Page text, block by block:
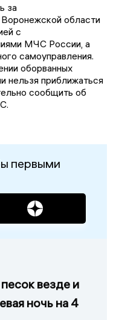
за
области
с
МЧС России, а
самоуправления.
оборванных
нельзя приближаться
сообщить об
первыми
везде и
ночь на 4